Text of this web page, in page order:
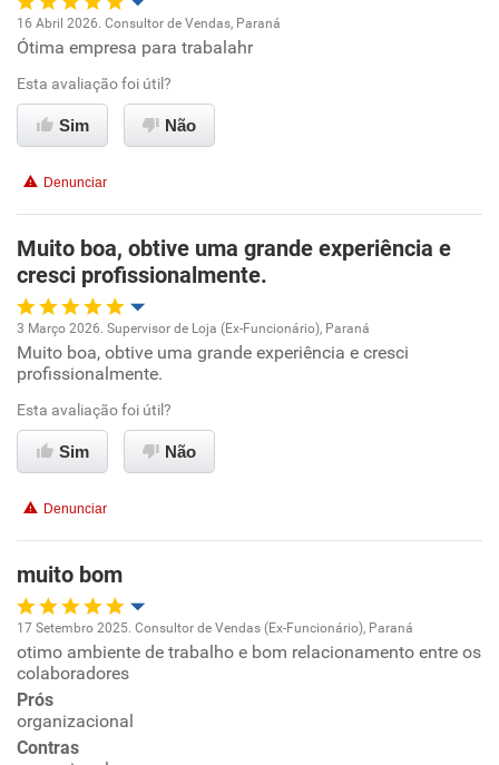
Oportunidade de promoção
Ambiente de trabalho
Benefícios
Recomenda esta empresa
Recomenda a diretoria
16 Abril 2026. Consultor de Vendas, Paraná
Ótima empresa para trabalahr
Esta avaliação foi útil?
Sim Não
Denunciar
Muito boa, obtive uma grande experiência e
cresci profissionalmente.
Oportunidade de promoção
Ambiente de trabalho
Conciliação com a vida familiar
Recomenda esta empresa
3 Março 2026. Supervisor de Loja (Ex-Funcionário), Paraná
Muito boa, obtive uma grande experiência e cresci
profissionalmente.
Esta avaliação foi útil?
Sim Não
Denunciar
muito bom
Oportunidade de promoção
Ambiente de trabalho
17 Setembro 2025. Consultor de Vendas (Ex-Funcionário), Paraná
otimo ambiente de trabalho e bom relacionamento entre os
colaboradores
Prós
organizacional
Contras